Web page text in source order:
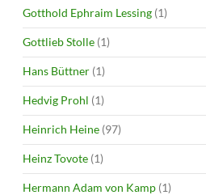
Gotthold Ephraim Lessing (1)
Gottlieb Stolle (1)
Hans Büttner (1)
Hedvig Prohl (1)
Heinrich Heine (97)
Heinz Tovote (1)
Hermann Adam von Kamp (1)